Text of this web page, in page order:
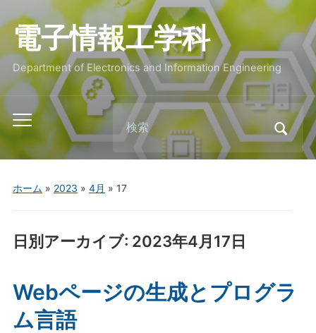
電子情報工学科
Department of Electronics and Information Engineering
Toggle
mobile
menu
Search
for:
ホーム » 2023 » 4月 » 17
日別アーカイブ: 2023年4月17日
Webページの生成とプログラ
ム言語